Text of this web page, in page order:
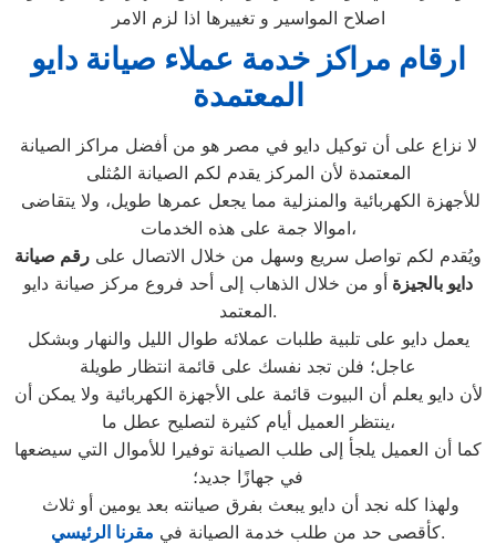
اصلاح المواسير و تغييرها اذا لزم الامر
ارقام مراكز خدمة عملاء صيانة دايو
المعتمدة
لا نزاع على أن توكيل دايو في مصر هو من أفضل مراكز الصيانة
المعتمدة لأن المركز يقدم لكم الصيانة المُثلى
اموالا جمة على هذه الخدمات،
ويُقدم لكم تواصل سريع وسهل من خلال الاتصال على رقم صيانة
دايو بالجيزة أو من خلال الذهاب إلى أحد فروع مركز صيانة دايو
المعتمد.
يعمل دايو على تلبية طلبات عملائه طوال الليل والنهار وبشكل
عاجل؛ فلن تجد نفسك على قائمة انتظار طويلة
لأن دايو يعلم أن البيوت قائمة على الأجهزة الكهربائية ولا يمكن أن
ينتظر العميل أيام كثيرة لتصليح عطل ما،
كما أن العميل يلجأ إلى طلب الصيانة توفيرا للأموال التي سيضعها
في جهازًا جديد؛
كأقصى حد من طلب خدمة الصيانة في مقرنا الرئيسي
.